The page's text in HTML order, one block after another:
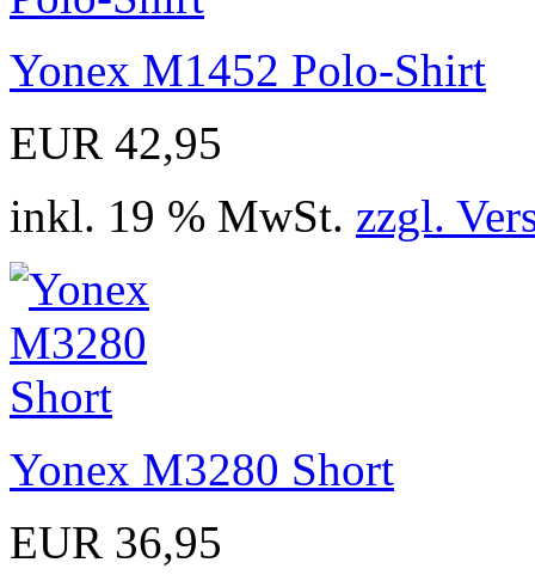
Yonex M1452 Polo-Shirt
EUR 42,95
inkl. 19 % MwSt. zzgl.
Yonex M3280 Short
EUR 36,95